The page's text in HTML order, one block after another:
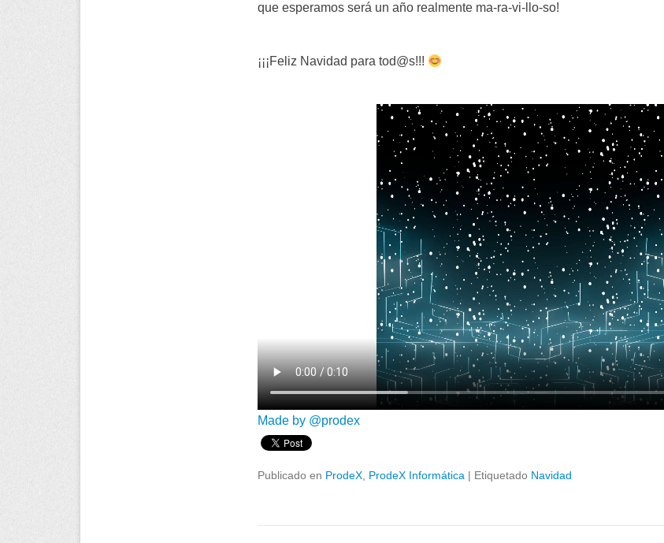
que esperamos será un año realmente ma-ra-vi-llo-so!
¡¡¡Feliz Navidad para tod@s!!!
Made by @prodex
Publicado en ProdeX ProdeX Informática | Etiquetado Navidad